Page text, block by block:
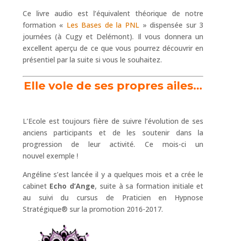
Ce livre audio est l’équivalent théorique de notre
formation « Les Bases de la PNL » dispensée sur 3
journées (à Cugy et Delémont). Il vous donnera un
excellent aperçu de ce que vous pourrez découvrir en
présentiel par la suite si vous le souhaitez.
Elle vole de ses propres ailes…
L’Ecole est toujours fière de suivre l’évolution de ses
anciens participants et de les soutenir dans la
progression de leur activité. Ce mois-ci un
nouvel exemple !
Angéline s’est lancée il y a quelques mois et a crée le
cabinet Echo d’Ange, suite à sa formation initiale et
au suivi du cursus de Praticien en Hypnose
Stratégique® sur la promotion 2016-2017.